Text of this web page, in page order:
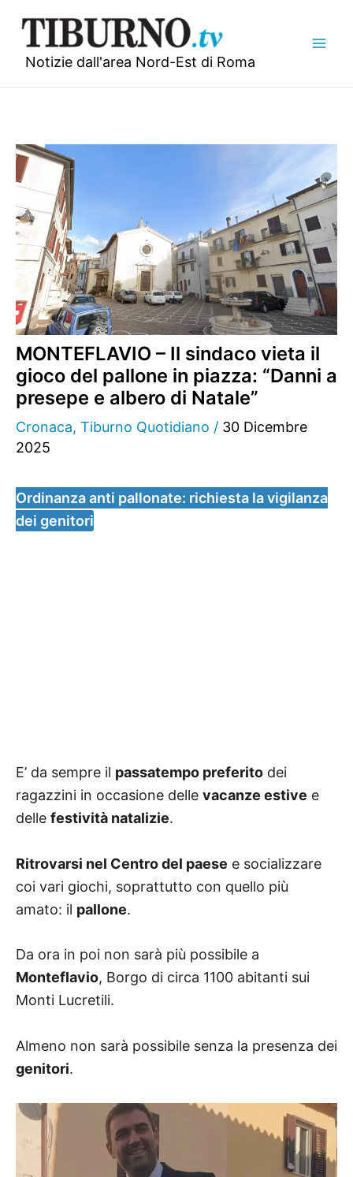
contenuto
Notizie dall'area Nord-Est di Roma
MONTEFLAVIO – Il sindaco vieta il
gioco del pallone in piazza: “Danni a
presepe e albero di Natale”
Cronaca, Tiburno Quotidiano / 30 Dicembre
2025
Ordinanza anti pallonate: richiesta la vigilanza
dei genitori
E’ da sempre il passatempo preferito dei
ragazzini in occasione delle vacanze estive e
delle festività natalizie.
Ritrovarsi nel Centro del paese e socializzare
coi vari giochi, soprattutto con quello più
amato: il pallone.
Da ora in poi non sarà più possibile a
Monteflavio, Borgo di circa 1100 abitanti sui
Monti Lucretili.
Almeno non sarà possibile senza la presenza dei
genitori.